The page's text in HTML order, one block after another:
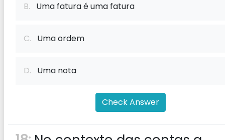
B. Uma fatura é uma fatura
C. Uma ordem
D. Uma nota
Check Answer